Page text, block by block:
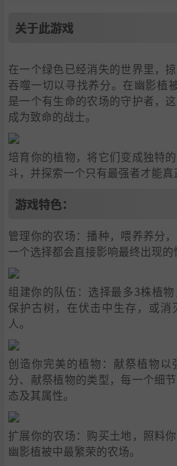
关于此游戏
在一个绿色已经消失的世界里，
吞噬一切以寻找养分。在幽影植
是一个有生命的农场的守护者，
成为致命的战士。
培育你的植物，将它们变成独特
斗，并探索一个只有最强者才能真
游戏特色：
管理你的农场：播种，喂养养分
一个选择都会直接影响最终出现的
组建你的队伍：选择最多3株植物
保护古树，在伏击中生存，或
人。
创造你完美的植物：献祭植物
分、献祭植物的类型，每一个细
态及其属性。
扩展你的农场：购买土地，照料
幽影植被中最繁荣的农场。